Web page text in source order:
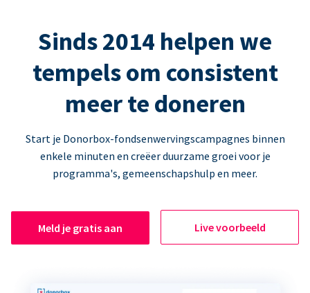
Sinds 2014 helpen we
tempels om consistent
meer te doneren
Start je Donorbox-fondsenwervingscampagnes binnen
enkele minuten en creëer duurzame groei voor je
programma's, gemeenschapshulp en meer.
Meld je gratis aan Live voorbeeld